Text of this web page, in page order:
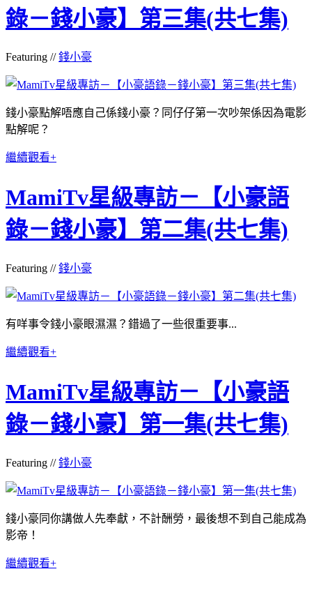
錄－錢小豪】第三集(共七集)
Featuring //錢小豪
錢小豪點解唔應自己係錢小豪？同仔仔第一次吵架係因為電影
點解呢？
繼續觀看+
MamiTv星級專訪－【小豪語
錄－錢小豪】第二集(共七集)
Featuring //錢小豪
有咩事令錢小豪眼濕濕？錯過了一些很重要事...
繼續觀看+
MamiTv星級專訪－【小豪語
錄－錢小豪】第一集(共七集)
Featuring //錢小豪
錢小豪同你講做人先奉獻，不計酬勞，最後想不到自己能成為
影帝！
繼續觀看+